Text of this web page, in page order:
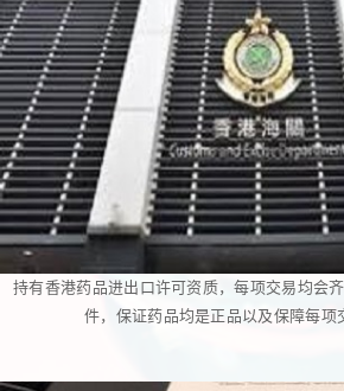
持有香港药品进出口许可资质，每项交易均会
件，保证药品均是正品以及保障每项